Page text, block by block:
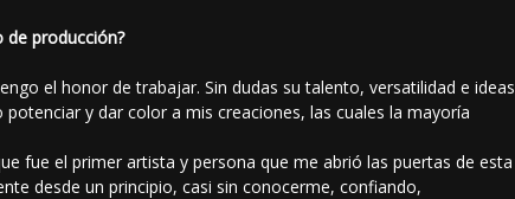
producción?
el honor de trabajar. Sin dudas su talento, versatilidad e ideas
y dar color a mis creaciones, las cuales la mayoría
fue el primer artista y persona que me abrió las puertas de esta
desde un principio, casi sin conocerme, confiando,